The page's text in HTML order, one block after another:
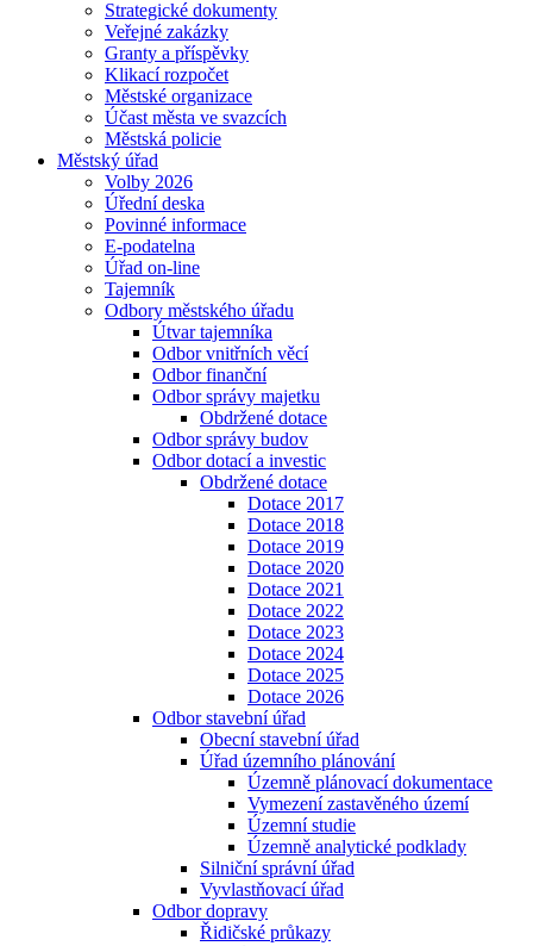
Strategické dokumenty
Veřejné zakázky
Granty a příspěvky
Klikací rozpočet
Městské organizace
Účast města ve svazcích
Městská policie
Městský úřad
Volby 2026
Úřední deska
Povinné informace
E-podatelna
Úřad on-line
Tajemník
Odbory městského úřadu
Útvar tajemníka
Odbor vnitřních věcí
Odbor finanční
Odbor správy majetku
Obdržené dotace
Odbor správy budov
Odbor dotací a investic
Obdržené dotace
Dotace 2017
Dotace 2018
Dotace 2019
Dotace 2020
Dotace 2021
Dotace 2022
Dotace 2023
Dotace 2024
Dotace 2025
Dotace 2026
Odbor stavební úřad
Obecní stavební úřad
Úřad územního plánování
Územně plánovací dokumentace
Vymezení zastavěného území
Územní studie
Územně analytické podklady
Silniční správní úřad
Vyvlastňovací úřad
Odbor dopravy
Řidičské průkazy